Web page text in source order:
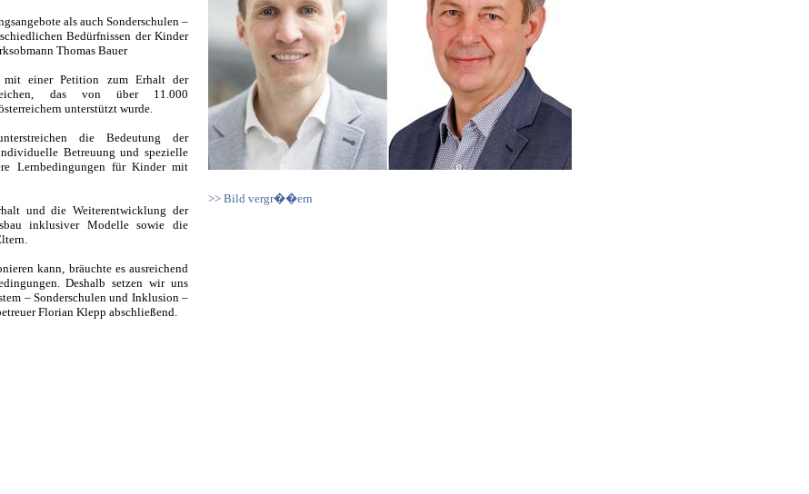
als auch Sonderschulen –
Bedürfnissen der Kinder
Thomas Bauer
einer Petition zum Erhalt der
das von über 11.000
unterstützt wurde.
die Bedeutung der
Betreuung und spezielle
Lernbedingungen für Kinder mit
und die Weiterentwicklung der
inklusiver Modelle sowie die
kann, bräuchte es ausreichend
Deshalb setzen wir uns
– Sonderschulen und Inklusion –
Florian Klepp abschließend.
>> Bild vergr��ern